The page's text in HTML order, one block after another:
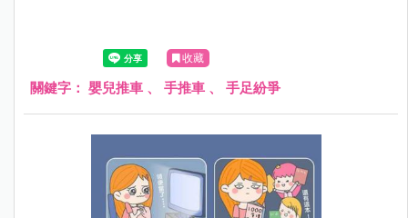
收藏
關鍵字： 嬰兒推車 、 手推車 、 手足紛爭